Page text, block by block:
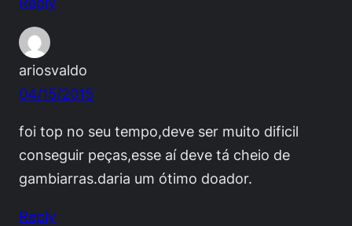
ariosvaldo
04/15/2015
foi top no seu tempo,deve ser muito dificil
conseguir peças,esse aí deve tá cheio de
gambiarras.daria um ótimo doador.
Reply